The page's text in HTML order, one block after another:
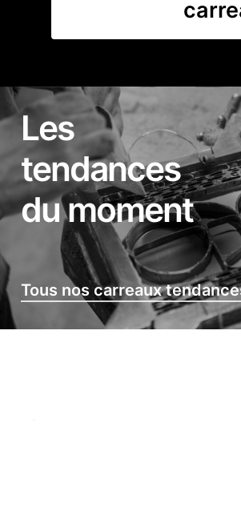
Les
tendances
du moment
Tous nos carreaux